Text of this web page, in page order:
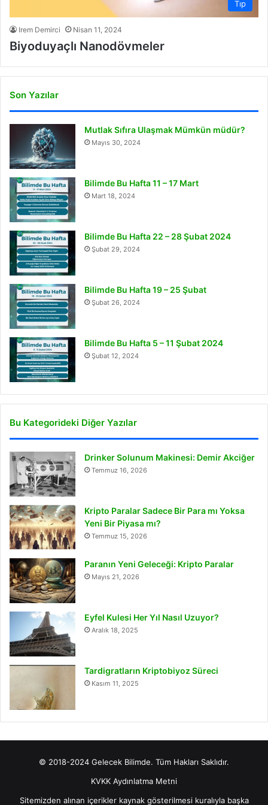
Tıp
Irem Demirci Nisan 11, 2024
Biyoduyaçlı Nanodövmeler
Son Yazılar
Mutlak Sıfıra Ulaşmak Mümkün müdür?
Mayıs 30, 2024
Bilimde Bu Hafta 11 – 17 Mart
Mart 18, 2024
Bilimde Bu Hafta 22 – 28 Şubat 2024
Şubat 29, 2024
Bilimde Bu Hafta 19 – 25 Şubat
Şubat 26, 2024
Bilimde Bu Hafta 5 – 11 Şubat 2024
Şubat 12, 2024
Bu Kategorideki Diğer Yazılar
Drinker Solunum Makinesi: Demir Akciğer
Temmuz 16, 2026
Kripto Paralar Sadece Bir Para mı Yoksa
Yeni Bir Piyasa mı?
Temmuz 15, 2026
Paranın Yeni Geleceği: Kripto Paralar
Mayıs 21, 2026
Eyfel Kulesi Her Yıl Nasıl Uzuyor?
Aralık 18, 2025
Tardigratların Kriptobiyoz Süreci
Kasım 11, 2025
© 2018-2024 Gelecek Bilimde. Tüm Hakları Saklıdır.
KVKK Aydınlatma Metni
Sitemizden alınan içerikler kaynak gösterilmesi kuralıyla başka